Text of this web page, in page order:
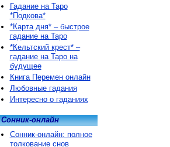
Гадание на Таро
*Подкова*
*Карта дня* – быстрое
гадание на Таро
*Кельтский крест* –
гадание на Таро на
будущее
Книга Перемен онлайн
Любовные гадания
Интересно о гаданиях
Сонник-онлайн
Сонник-онлайн: полное
толкование снов